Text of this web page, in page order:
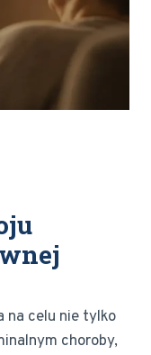
na celu nie tylko
choroby,